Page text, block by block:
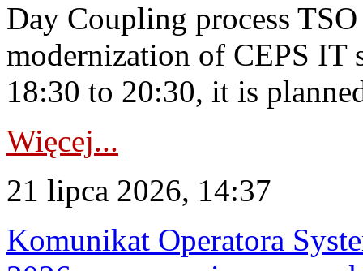
Day Coupling process
modernization of CEPS IT
18:30 to 20:30, it is
Więcej...
21 lipca 2026, 14:37
Komunikat Operatora